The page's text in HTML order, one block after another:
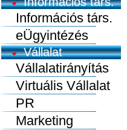
Információs társ.
eÜgyintézés
Vállalat
Vállalatirányítás
Virtuális Vállalat
PR
Marketing